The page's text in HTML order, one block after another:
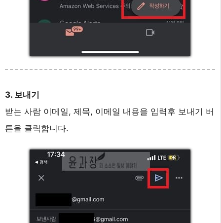
3. 보내기
받는 사람 이메일, 제목, 이메일 내용을 입력후 보내기 버
튼을 클릭합니다.